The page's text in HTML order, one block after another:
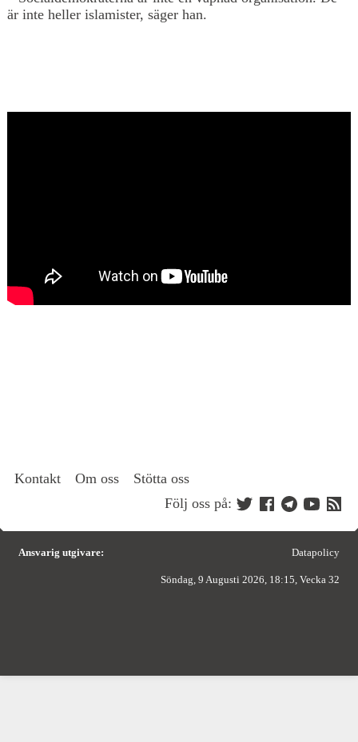
är inte heller islamister, säger han.
Kontakt Om oss
Stötta oss
Följ oss på:
Ansvarig utgivare: Datapolicy
Söndag, 9 Augusti 2026, 18:15, Vecka 32